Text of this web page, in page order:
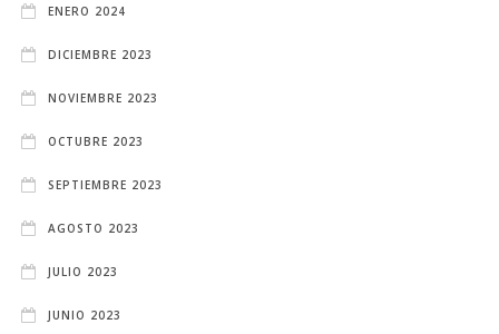
ENERO 2024
DICIEMBRE 2023
NOVIEMBRE 2023
OCTUBRE 2023
SEPTIEMBRE 2023
AGOSTO 2023
JULIO 2023
JUNIO 2023